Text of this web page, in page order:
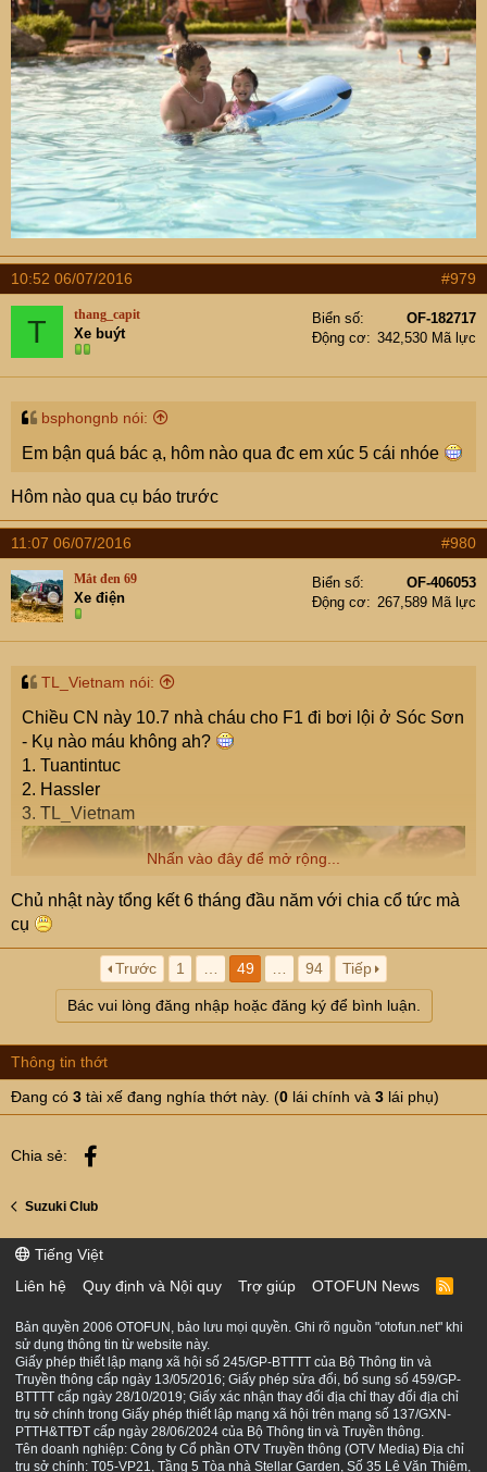
10:52 06/07/2016 #979
T thang_capit
Xe buýt
Biển số
OF-182717
Động cơ
342,530 Mã lực
bsphongnb nói:
Em bận quá bác ạ, hôm nào qua đc em xúc 5 cái nhóe
Hôm nào qua cụ báo trước
11:07 06/07/2016 #980
Mắt đen 69
Xe điện
Biển số
OF-406053
Động cơ
267,589 Mã lực
TL_Vietnam nói:
Chiều CN này 10.7 nhà cháu cho F1 đi bơi lội ở Sóc Sơn
- Kụ nào máu không ah?
1. Tuantintuc
2. Hassler
3. TL_Vietnam
Nhấn vào đây để mở rộng...
Chủ nhật này tổng kết 6 tháng đầu năm với chia cổ tức mà
cụ
Trước 1 49 94 Tiếp
Bác vui lòng đăng nhập hoặc đăng ký để bình luận.
Thông tin thớt
Đang có 3 tài xế đang nghía thớt này. (0 lái chính và 3 lái phụ)
Chia sẻ:
Suzuki Club
Tiếng Việt
Liên hệ
Quy định và Nội quy Trợ giúp OTOFUN News
R
S
Bản quyền 2006 OTOFUN, bảo lưu mọi quyền. Ghi rõ nguồn "otofun.net" khi
sử dụng thông tin từ website này.
Giấy phép thiết lập mạng xã hội số 245/GP-BTTTT của Bộ Thông tin và
Truyền thông cấp ngày 13/05/2016; Giấy phép sửa đổi, bổ sung số 459/GP-
BTTTT cấp ngày 28/10/2019; Giấy xác nhận thay đổi địa chỉ thay đổi địa chỉ
trụ sở chính trong Giấy phép thiết lập mạng xã hội trên mạng số 137/GXN-
PTTH&TTĐT cấp ngày 28/06/2024 của Bộ Thông tin và Truyền thông.
Tên doanh nghiệp: Công ty Cổ phần OTV Truyền thông (OTV Media) Địa chỉ
trụ sở chính: T05-VP21, Tầng 5 Tòa nhà Stellar Garden, Số 35 Lê Văn Thiêm,